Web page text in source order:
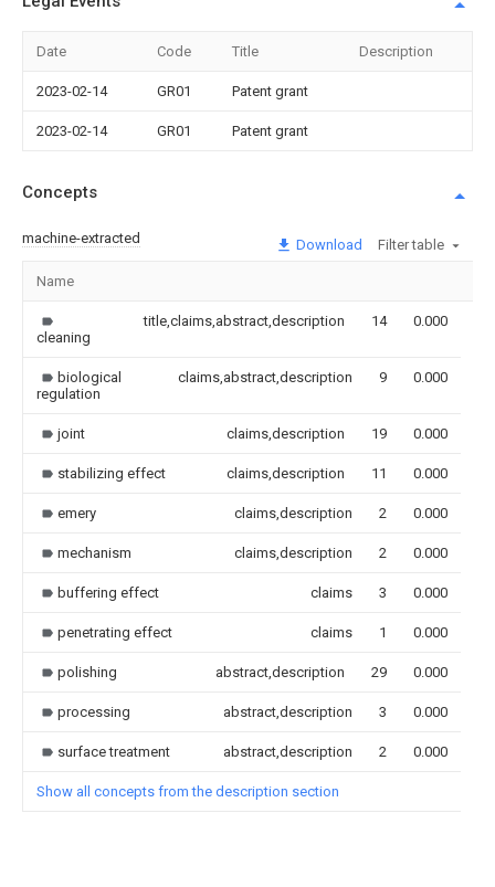
Date Code Title Description
2023-02-14 GR01 Patent grant
2023-02-14 GR01 Patent grant
Concepts
machine-extracted Download Filter table
Name
cleaning
title,claims,abstract,description 14 0.000
biological
regulation
claims,abstract,description 9 0.000
joint claims,description 19 0.000
stabilizing effect claims,description 11 0.000
emery claims,description 2 0.000
mechanism claims,description 2 0.000
buffering effect claims 3 0.000
penetrating effect claims 1 0.000
polishing abstract,description 29 0.000
processing abstract,description 3 0.000
surface treatment abstract,description 2 0.000
Show all concepts from the description section